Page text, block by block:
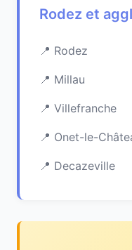
Rodez et
Rodez
Millau
Villefranche
Onet-le-
Decazeville